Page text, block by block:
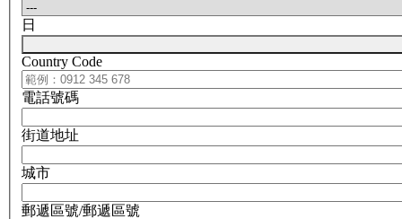
日
Country Code
電話號碼
街道地址
城市
郵遞區號/郵遞區號